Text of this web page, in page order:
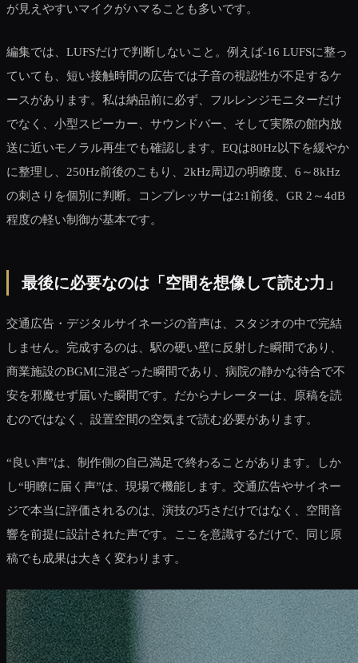
が見えやすいマイクがハマることも多いです。
編集では、LUFSだけで判断しないこと。例えば-16 LUFSに整っ
ていても、短い接触時間の広告では子音の視認性が不足するケ
ースがあります。私は納品前に必ず、フルレンジモニターだけ
でなく、小型スピーカー、サウンドバー、そして実際の館内放
送に近いモノラル再生でも確認します。EQは80Hz以下を緩やか
に整理し、250Hz前後のこもり、2kHz周辺の明瞭度、6～8kHz
の刺さりを個別に判断。コンプレッサーは2:1前後、GR 2～4dB
程度の軽い制御が基本です。
最後に必要なのは「空間を想像して読む力」
交通広告・デジタルサイネージの音声は、スタジオの中で完結
しません。完成するのは、駅の硬い壁に反射した瞬間であり、
商業施設のBGMに混ざった瞬間であり、病院の静かな待合で不
安を邪魔せず届いた瞬間です。だからナレーターは、原稿を読
むのではなく、設置空間の空気まで読む必要があります。
“良い声”は、制作側の自己満足で終わることがあります。しか
し“明瞭に届く声”は、現場で機能します。交通広告やサイネー
ジで本当に評価されるのは、演技の巧さだけではなく、空間音
響を前提に設計された声です。ここを意識するだけで、同じ原
稿でも成果は大きく変わります。